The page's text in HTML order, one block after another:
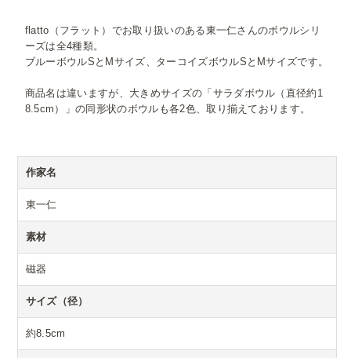
flatto（フラット）でお取り扱いのある東一仁さんのボウルシリ
ーズは全4種類。
ブルーボウルSとMサイズ、ターコイズボウルSとMサイズです。
商品名は違いますが、大きめサイズの「サラダボウル（直径約1
8.5cm）」の同形状のボウルも各2色、取り揃えております。
作家名
東一仁
素材
磁器
サイズ（径）
約8.5cm